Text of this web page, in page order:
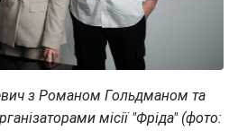
з Романом Гольдманом та
місії "Фріда" (фото: